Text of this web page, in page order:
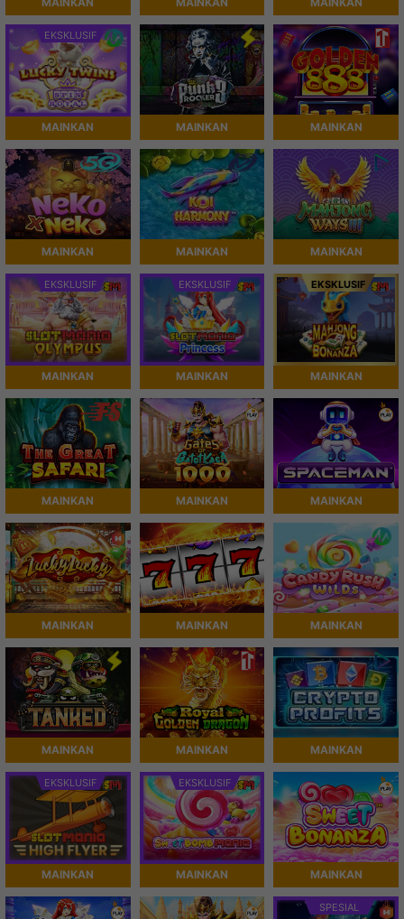
EKSKLUSIF
MAINKAN MAINKAN MAINKAN
MAINKAN MAINKAN MAINKAN
EKSKLUSIF
MAINKAN
EKSKLUSIF
MAINKAN
EKSKLUSIF
MAINKAN
MAINKAN MAINKAN MAINKAN
MAINKAN MAINKAN MAINKAN
MAINKAN MAINKAN MAINKAN
EKSKLUSIF
MAINKAN
EKSKLUSIF
MAINKAN MAINKAN
SPESIAL